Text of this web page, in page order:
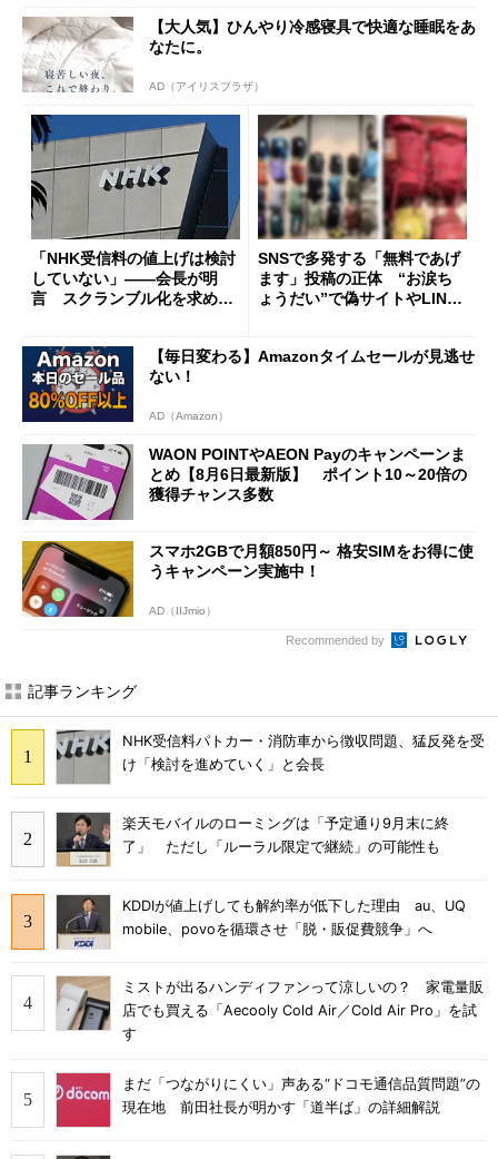
【大人気】ひんやり冷感寝具で快適な睡眠をあ
なたに。
AD（アイリスプラザ）
「NHK受信料の値上げは検討
していない」――会長が明
言 スクランブル化を求める
SNSで多発する「無料であげ
ます」投稿の正体 “お涙ち
ょうだい”で偽サイトやLINE
【毎日変わる】Amazonタイムセールが見逃せ
ない！
AD（Amazon）
WAON POINTやAEON Payのキャンペーンま
とめ【8月6日最新版】 ポイント10～20倍の
獲得チャンス多数
スマホ2GBで月額850円～ 格安SIMをお得に使
うキャンペーン実施中！
AD（IIJmio）
Recommended by
記事ランキング
NHK受信料パトカー・消防車から徴収問題、猛反発を受
け「検討を進めていく」と会長
楽天モバイルのローミングは「予定通り9月末に終
了」 ただし「ルーラル限定で継続」の可能性も
KDDIが値上げしても解約率が低下した理由 au、UQ
mobile、povoを循環させ「脱・販促費競争」へ
ミストが出るハンディファンって涼しいの？ 家電量販
店でも買える「Aecooly Cold Air／Cold Air Pro」を試
す
まだ「つながりにくい」声ある“ドコモ通信品質問題”の
現在地 前田社長が明かす「道半ば」の詳細解説